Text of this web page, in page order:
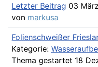
Letzter Beitrag 03
von markusa
Folienschweißer
Kategorie:
Thema gestartet 18